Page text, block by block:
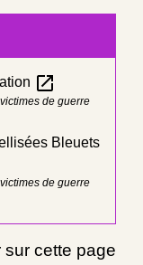
open_in_new
de guerre
Bleuets
de guerre
sur cette page